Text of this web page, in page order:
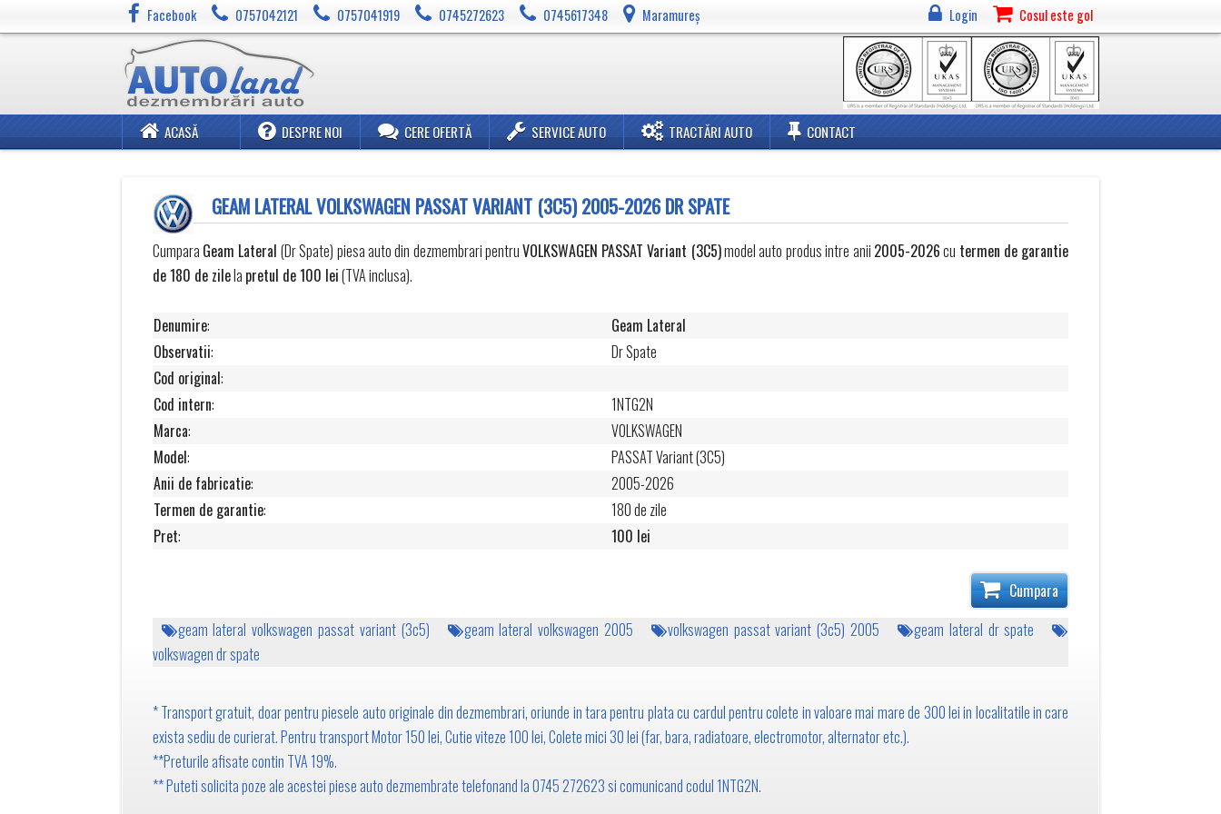
Facebook 0757042121 0757041919 0745272623 0745617348 Maramureș Login Cosul este gol
ACASĂ DESPRE NOI CERE OFERTĂ SERVICE AUTO TRACTĂRI AUTO CONTACT
GEAM LATERAL VOLKSWAGEN PASSAT VARIANT (3C5) 2005-2026 DR SPATE
Cumpara Geam Lateral (Dr Spate) piesa auto din dezmembrari pentruVOLKSWAGEN PASSAT Variant (3C5)model auto produs intre anii 2005-2026cu termen de garantie
de 180 de zilela pretul de 100 lei(TVA inclusa).
Denumire:
Geam Lateral
Observatii:
Dr Spate
Cod original:
Cod intern:
1NTG2N
Marca:
VOLKSWAGEN
Model:
PASSAT Variant (3C5)
Anii de fabricatie:
2005-2026
Termen de garantie:
180 de zile
Pret: 100 lei
Cumpara
geam lateral volkswagen passat variant (3c5)
geam lateral volkswagen 2005 volkswagen passat variant (3c5) 2005
geam lateral dr spate
volkswagen dr spate
* Transport gratuit, doar pentru piesele auto originale din dezmembrari, oriunde in tara pentru plata cu cardul pentru colete in valoare mai mare de 300 lei in localitatile in care
exista sediu de curierat. Pentru transport Motor 150 lei, Cutie viteze 100 lei, Colete mici 30 lei (far, bara, radiatoare, electromotor, alternator etc.).
**Preturile afisate contin TVA 19%.
** Puteti solicita poze ale acestei piese auto dezmembrate telefonand la 0745 272623 si comunicand codul 1NTG2N.